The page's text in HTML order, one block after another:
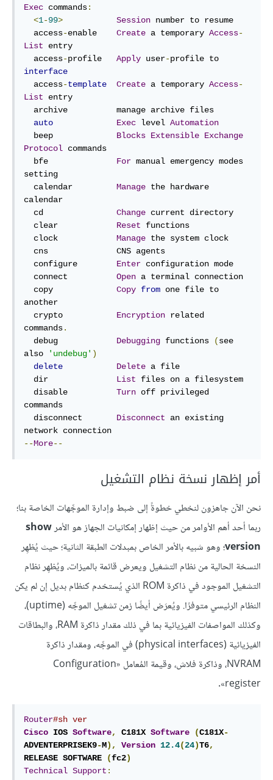
Exec commands:
<1-99> Session number to resume
  access
-enable Create a temporary Access-
List entry
  access
-profile Apply user-
interface
  access
-template Create a temporary Access-
List entry
auto
Exec level Automation
  beep
Blocks Extensible Exchange
Protocol commands
  bfe
For manual emergency modes
setting
  calendar
Manage the hardware
calendar
  cd
Change current directory
  clear
Reset functions
  clock
Manage the system clock
  configure
Enter configuration mode
  connect
Open a terminal connection
  copy
Copy from one file to
another
  crypto
Encryption related
commands.
  debug
Debugging functions (see
also
'undebug' )
delete
Delete a file
  dir
List files on a filesystem
  disable
Turn off privileged
commands
  disconnect
Disconnect an existing
--More--
أمر إظهار نسخة نظام التشغيل
نحن الآن جاهزون لنخطي خطوةً إلى ضبط وإدارة الموجِّهات الخاصة بنا؛
ربما أحد أهم الأوامر من حيث إظهار إمكانيات الجهاز هو الأمرshow
version؛ وهو شبيه بالأمر الخاص بمبدلات الطبقة الثانية؛ حيث يُظهِر
النسخة الحالية من نظام التشغيل ويعرض قائمة بالميزات، ويُظهِر نظام
التشغيل الموجود في ذاكرة ROM الذي يُستخدم كنظام بديل إن لم يكن
النظام الرئيسي متوفرًا. ويُعرَض أيضًا زمن تشغيل الموجِّه (uptime)،
وكذلك المواصفات الفيزيائية بما في ذلك مقدار ذاكرة RAM، والبطاقات
الفيزيائية (physical interfaces) في الموجِّه، ومقدار ذاكرة
NVRAM، وذاكرة فلاش، وقيمة المُعامل «Configuration
register».
Router#sh ver
Cisco IOS Software, C181X Software (C181X-
ADVENTERPRISEK9-M), Version 12.4(24)T6,
RELEASE SOFTWARE
(fc2)
Technical Support :